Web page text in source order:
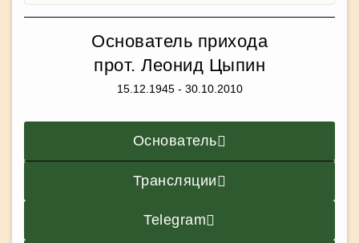
Основатель прихода
прот. Леонид Цыпин
15.12.1945 - 30.10.2010
Основатель
Трансляции
Telegram